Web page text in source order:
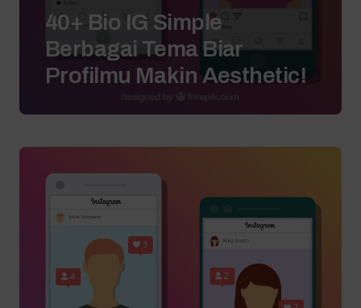
40+ Bio IG Simple
Berbagai Tema Biar
Profilmu Makin Aesthetic!